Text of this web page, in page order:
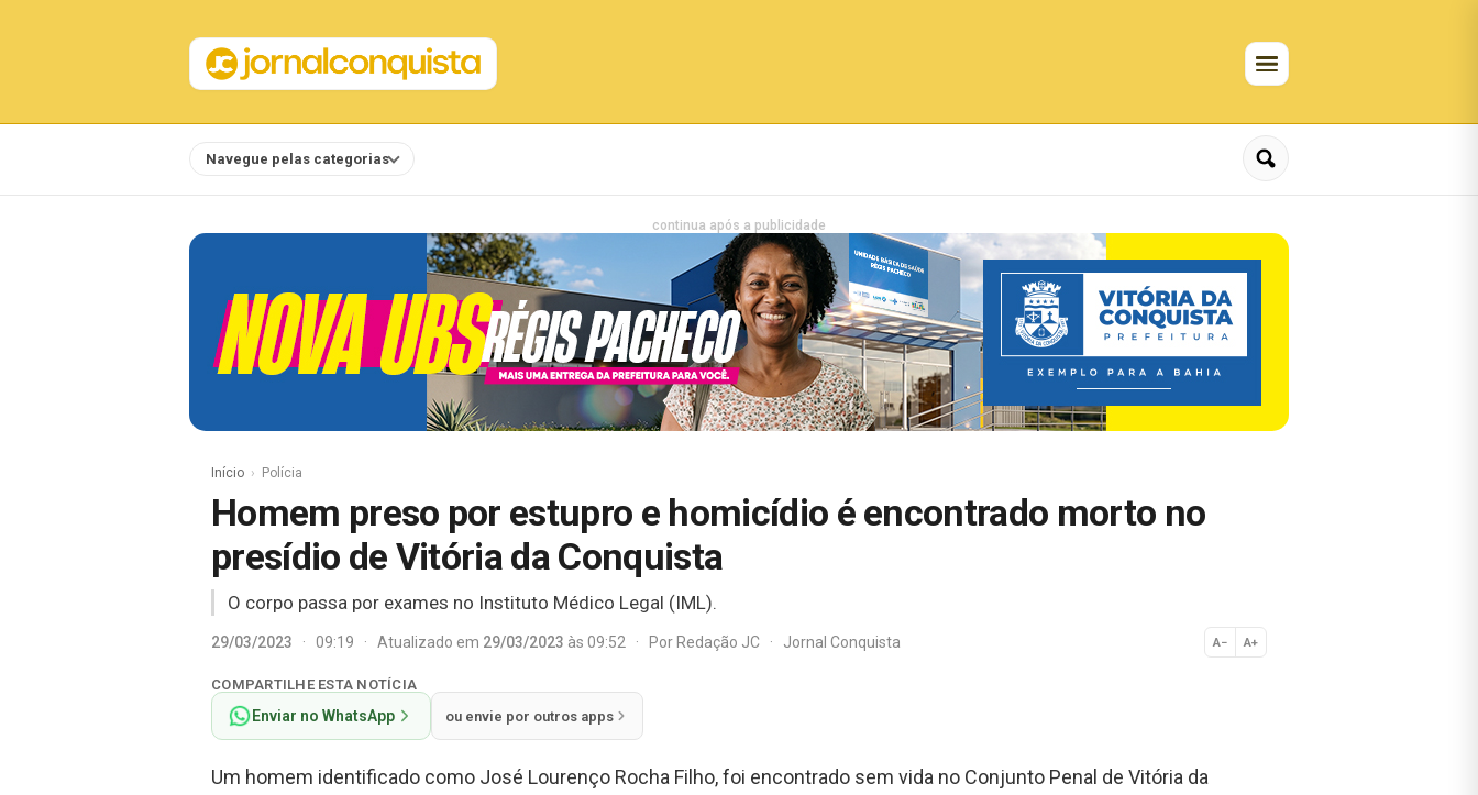
Navegue pelas categorias
continua após a publicidade
Início Polícia
Homem preso por estupro e homicídio é encontrado morto no
presídio de Vitória da Conquista
O corpo passa por exames no Instituto Médico Legal (IML).
29/03/2023 · 09:19 · Atualizado em 29/03/2023 às 09:52 · PorRedação JC · Jornal Conquista A− A+
Normal
COMPARTILHE ESTA NOTÍCIA
Enviar no WhatsApp ou envie por outros apps
Um homem identificado como José Lourenço Rocha Filho, foi encontrado sem vida no Conjunto Penal de Vitória da